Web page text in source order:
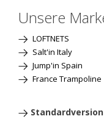
Unsere
LOFTNETS
Salt'in Italy
Jump'in Spain
France Trampoline
Standardversion